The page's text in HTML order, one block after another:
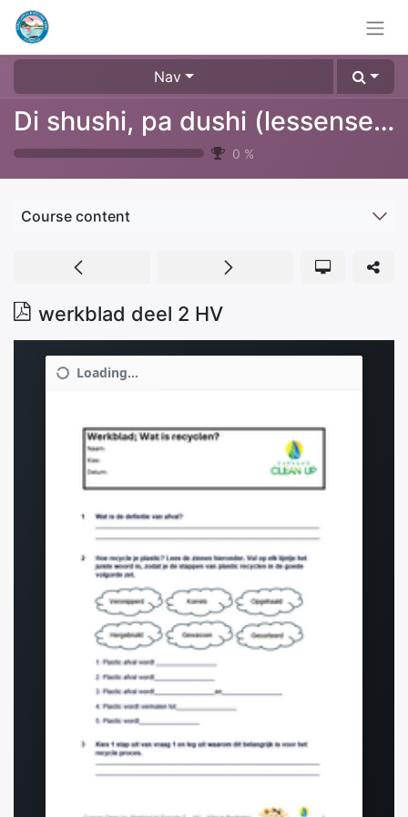
Nav
Di shushi, pa dushi (lessenserie over afval, plastic & recyclen)
0 %
Course content
werkblad deel 2 HV